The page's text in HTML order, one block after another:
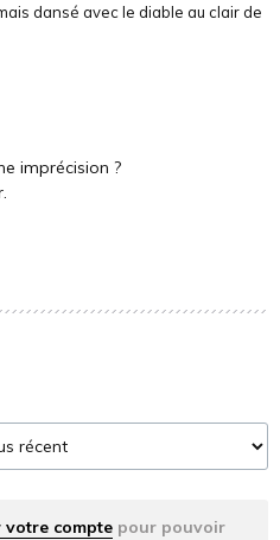
dansé avec le diable au clair de
imprécision ?
votre compte pour pouvoir